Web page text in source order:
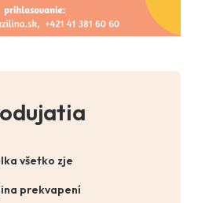
všetko zje
prekvapení